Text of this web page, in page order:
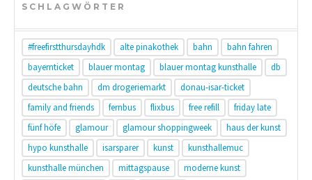
SCHLAGWÖRTER
#freefirstthursdayhdk alte pinakothek bahn
bahn fahren
bayernticket
blauer montag blauer montag kunsthalle
db
deutsche bahn
dm drogeriemarkt
donau-isar-ticket
family and friends
fernbus flixbus free refill
friday late
fünf höfe
glamour glamour shoppingweek
haus der kunst
hypo kunsthalle
isarsparer kunst
kunsthallemuc
kunsthalle münchen
mittagspause
moderne kunst